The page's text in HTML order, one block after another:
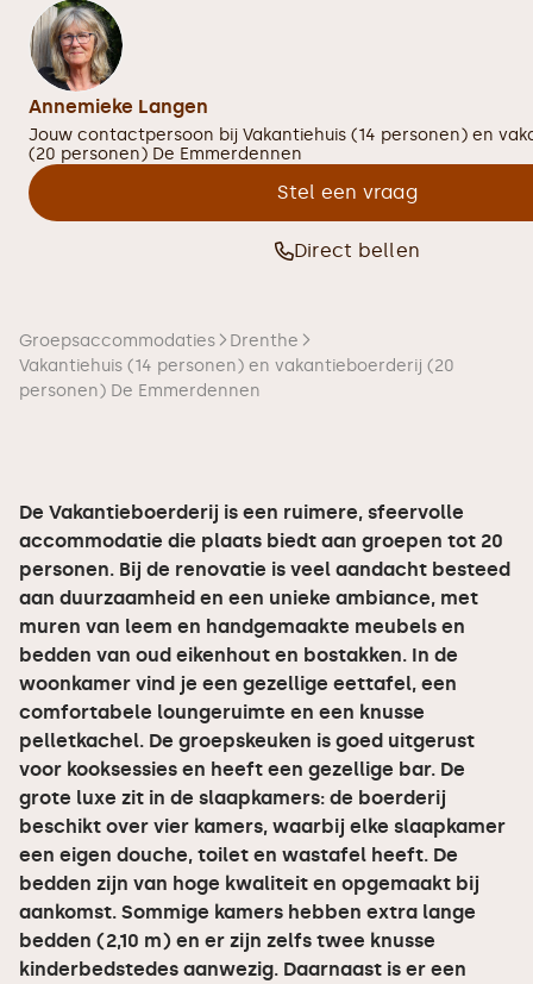
Annemieke Langen
Jouw contactpersoon bij Vakantiehuis (14 personen) en
(20 personen) De Emmerdennen
Stel een vraag
Direct bellen
Groepsaccommodaties
Drenthe
Vakantiehuis (14 personen) en vakantieboerderij (20
personen) De Emmerdennen
De Vakantieboerderij is een ruimere, sfeervolle
accommodatie die plaats biedt aan groepen tot 20
personen. Bij de renovatie is veel aandacht besteed
aan duurzaamheid en een unieke ambiance, met
muren van leem en handgemaakte meubels en
bedden van oud eikenhout en bostakken. In de
woonkamer vind je een gezellige eettafel, een
comfortabele loungeruimte en een knusse
pelletkachel. De groepskeuken is goed uitgerust
voor kooksessies en heeft een gezellige bar. De
grote luxe zit in de slaapkamers: de boerderij
beschikt over vier kamers, waarbij elke slaapkamer
een eigen douche, toilet en wastafel heeft. De
bedden zijn van hoge kwaliteit en opgemaakt bij
aankomst. Sommige kamers hebben extra lange
bedden (2,10 m) en er zijn zelfs twee knusse
kinderbedstedes aanwezig. Daarnaast is er een